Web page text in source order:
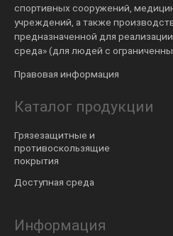
спортивных сооружений,
учреждений, а также
предназначенной для
среда» (для людей с
Правовая информация
Каталог продукции
Грязезащитные и
противоскользящие
покрытия
Доступная среда
Информация